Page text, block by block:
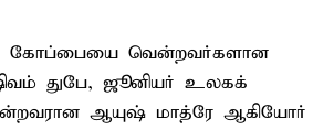
கோப்பையை வென்றவர்களான
துபே, ஜூனியர் உலகக்
ஆயுஷ் மாத்ரே ஆகியோர்